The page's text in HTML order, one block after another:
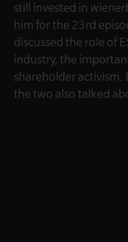
still invested in
him for the 23rd
discussed the role of
industry, the
shareholder activism.
the two also talked